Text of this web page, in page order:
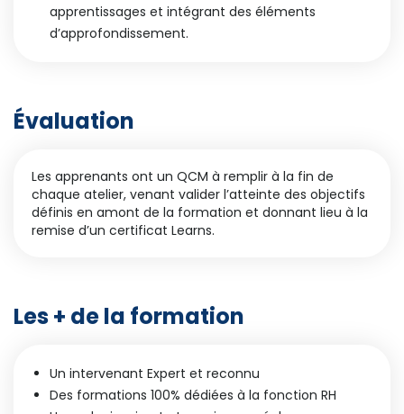
apprentissages et intégrant des éléments
d’approfondissement.
Évaluation
Les apprenants ont un QCM à remplir à la fin de
chaque atelier, venant valider l’atteinte des objectifs
définis en amont de la formation et donnant lieu à la
remise d’un certificat Learns.
Les + de la formation
Un intervenant Expert et reconnu
Des formations 100% dédiées à la fonction RH